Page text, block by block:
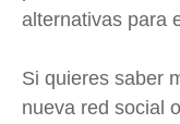
alternativas para
Si quieres saber
nueva red social